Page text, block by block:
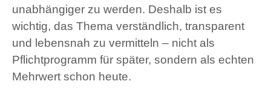
unabhängiger zu werden. Deshalb ist es
wichtig, das Thema verständlich, transparent
und lebensnah zu vermitteln – nicht als
Pflichtprogramm für später, sondern als echten
Mehrwert schon heute.